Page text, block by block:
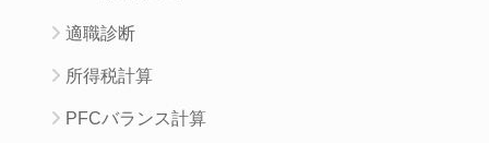
適職診断
所得税計算
PFCバランス計算